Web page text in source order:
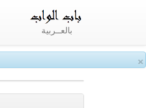
×
بالعــربية